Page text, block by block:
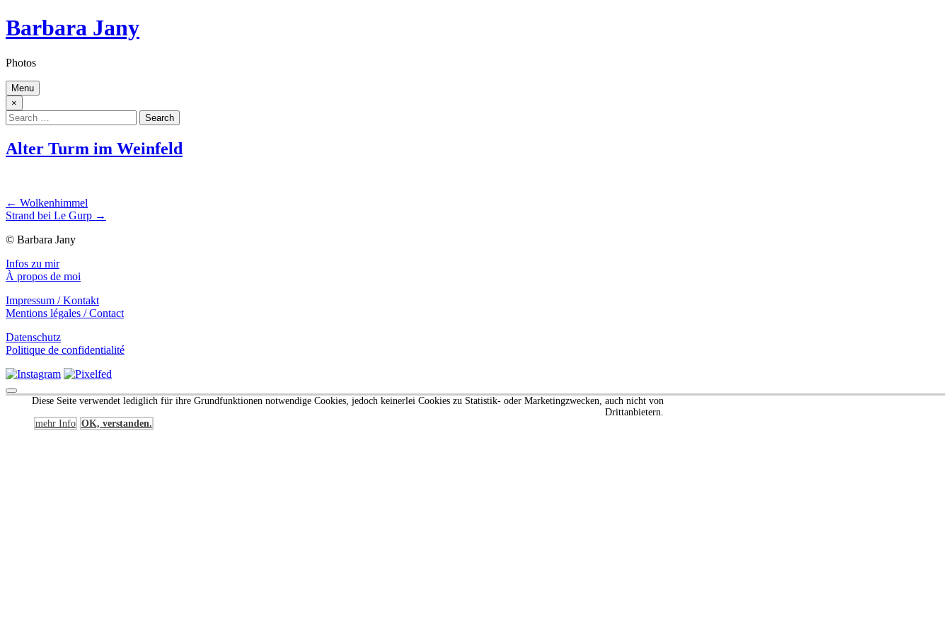
Skip
to
Barbara Jany
Photos
Menu
×
Search
for:
Alter Turm im Weinfeld
Beitragsnavigation
← Wolkenhimmel
Strand bei Le Gurp →
© Barbara Jany
Infos zu mir
À propos de moi
Impressum / Kontakt
Mentions légales / Contact
Datenschutz
Politique de confidentialité
Scroll
Diese Seite verwendet lediglich für ihre Grundfunktionen notwendige Cookies, jedoch keinerlei Cookies zu Statistik- oder Marketingzwecken, auch nicht von
Drittanbietern.
mehr Info OK, verstanden.